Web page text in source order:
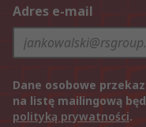
Adres e-mail
Dane osobowe
na listę mailingową
polityką prywatności.